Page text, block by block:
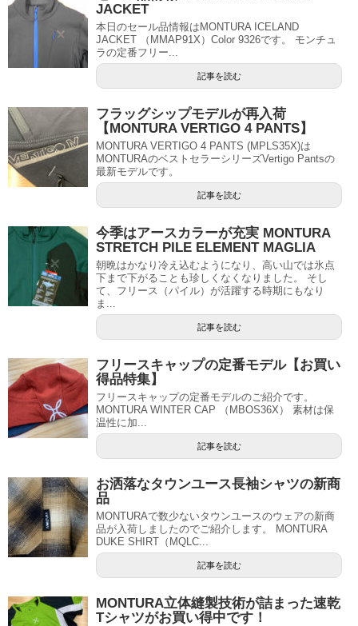
JACKET
本日のセール品情報はMONTURA ICELAND
JACKET （MMAP91X）Color 9326です。 モンチュ
ラの定番フリー...
記事を読む
フラッグシップモデルが再入荷
【MONTURA VERTIGO 4 PANTS】
MONTURA VERTIGO 4 PANTS (MPLS35X)は
MONTURAのベストセラーシリーズVertigo Pantsの
最新モデルです。
記事を読む
今季はアースカラーが充実 MONTURA
STRETCH PILE ELEMENT MAGLIA
朝晩はかなり冷え込むようになり、高い山では氷点
下まで下がることも珍しくなくなりました。 そし
て、フリース（パイル）が活躍する時期にもなり
ま...
記事を読む
フリースキャップの定番モデル【お買い
得品特集】
フリースキャップの定番モデルのご紹介です。
MONTURA WINTER CAP （MBOS36X） 素材は保
温性に加...
記事を読む
お洒落なタウンユース長袖シャツの新商
品
MONTURAで数少ないタウンユースのウェアの新商
品が入荷しましたのでご紹介します。 MONTURA
DUKE SHIRT（MQLC...
記事を読む
MONTURA立体縫製技術が詰まった速乾
Tシャツがお買い得中です！